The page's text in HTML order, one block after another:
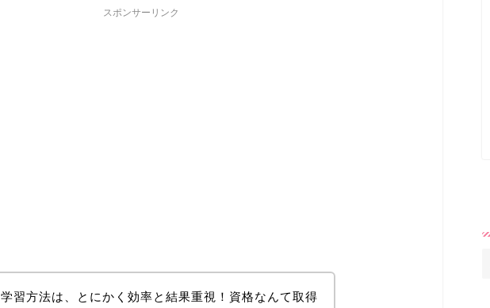
スポンサーリンク
習方法は、とにかく効率と結果重視！資格なんて取得